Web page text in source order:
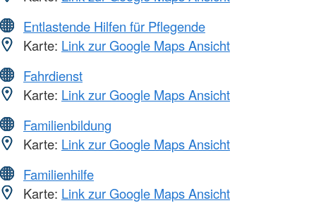
Entlastende Hilfen für Pflegende
Karte: Link zur Google Maps Ansicht
Fahrdienst
Karte: Link zur Google Maps Ansicht
Familienbildung
Karte: Link zur Google Maps Ansicht
Familienhilfe
Karte: Link zur Google Maps Ansicht